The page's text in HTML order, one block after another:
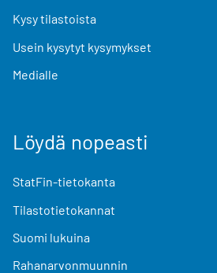
Kysy tilastoista
Usein kysytyt kysymykset
Medialle
Löydä nopeasti
StatFin-tietokanta
Tilastotietokannat
Suomi lukuina
Rahanarvonmuunnin